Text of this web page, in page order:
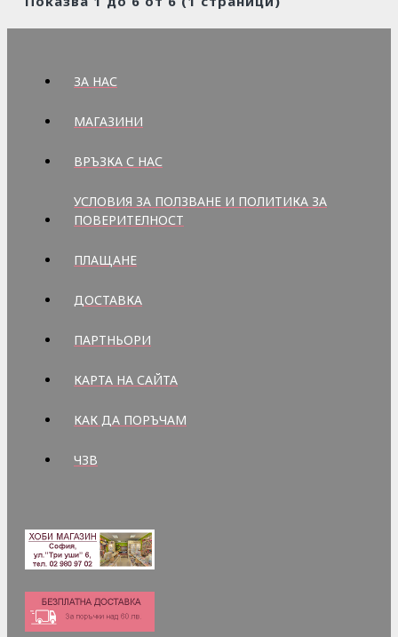
ЗА НАС
МАГАЗИНИ
ВРЪЗКА С НАС
УСЛОВИЯ ЗА ПОЛЗВАНЕ И ПОЛИТИКА ЗА
ПОВЕРИТЕЛНОСТ
ПЛАЩАНЕ
ДОСТАВКА
ПАРТНЬОРИ
КАРТА НА САЙТА
КАК ДА ПОРЪЧАМ
ЧЗВ